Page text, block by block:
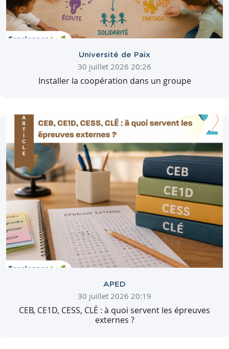
Université de Paix
30 juillet 2026 20:26
Installer la coopération dans un groupe
APED
30 juillet 2026 20:19
CEB, CE1D, CESS, CLÉ : à quoi servent les épreuves
externes ?